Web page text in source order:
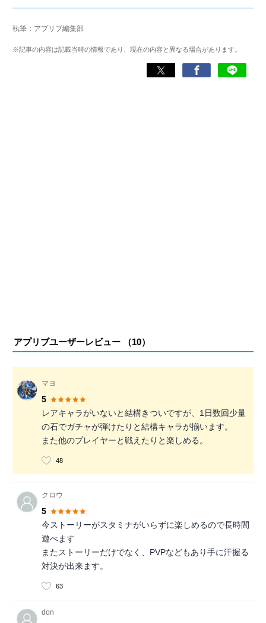
執筆：アプリブ編集部
※記事の内容は記載当時の情報であり、現在の内容と異なる場合があります。
アプリブユーザーレビュー （10）
マヨ
5
レアキャラがいないと結構きついですが、1日数回少量
の石でガチャが弾けたりと結構キャラが揃います。
また他のプレイヤーと戦えたりと楽しめる。
48
クロウ
5
今ストーリーがスタミナがいらずに楽しめるので長時間
遊べます
またストーリーだけでなく、PVPなどもあり手に汗握る
対決が出来ます。
63
don